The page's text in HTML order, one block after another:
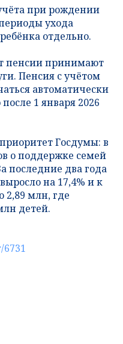
при рождении
ухода
отдельно.
пенсии принимают
Пенсия с учётом
автоматически
1 января 2026
Госдумы: в
о поддержке семей
последние два года
на 17,4% и к
2,89 млн, где
детей.